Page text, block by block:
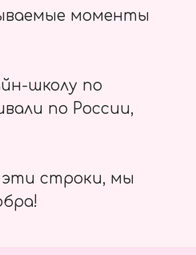
моменты
школу по
по России,
эти строки, мы